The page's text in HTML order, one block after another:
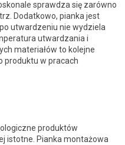
sprawdza się zarówno
Dodatkowo, pianka jest
utwardzeniu nie wydziela
utwardzania i
materiałów to kolejne
produktu w pracach
produktów
istotne. Pianka montażowa